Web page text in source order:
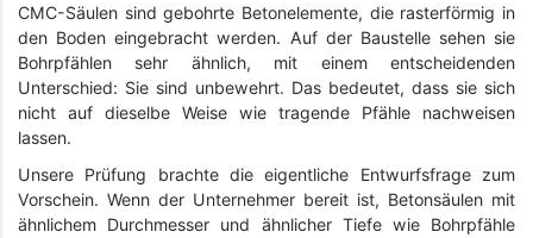
CMC-Säulen sind gebohrte Betonelemente, die rasterförmig in
den Boden eingebracht werden. Auf der Baustelle sehen sie
Bohrpfählen sehr ähnlich, mit einem entscheidenden
Unterschied: Sie sind unbewehrt. Das bedeutet, dass sie sich
nicht auf dieselbe Weise wie tragende Pfähle nachweisen
lassen.
Unsere Prüfung brachte die eigentliche Entwurfsfrage zum
Vorschein. Wenn der Unternehmer bereit ist, Betonsäulen mit
ähnlichem Durchmesser und ähnlicher Tiefe wie Bohrpfähle